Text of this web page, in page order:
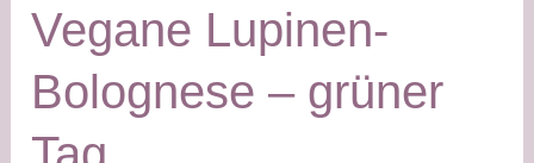
grüner
Tag
Vegane Lupinen-
Bolognese – grüner